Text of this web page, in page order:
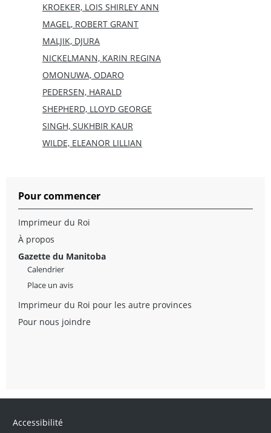
KROEKER, LOIS SHIRLEY ANN
MAGEL, ROBERT GRANT
MALJIK, DJURA
NICKELMANN, KARIN REGINA
OMONUWA, ODARO
PEDERSEN, HARALD
SHEPHERD, LLOYD GEORGE
SINGH, SUKHBIR KAUR
WILDE, ELEANOR LILLIAN
Pour commencer
Imprimeur du Roi
À propos
Gazette du Manitoba
Calendrier
Place un avis
Imprimeur du Roi pour les autre provinces
Pour nous joindre
Accessibilité